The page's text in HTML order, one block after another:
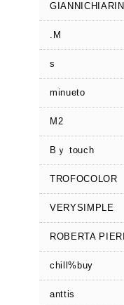
GIANNICHIARINI
.M
s
minueto
M2
Bｙ touch
TROFOCOLOR
VERYSIMPLE
ROBERTA PIERI
chill%buy
anttis